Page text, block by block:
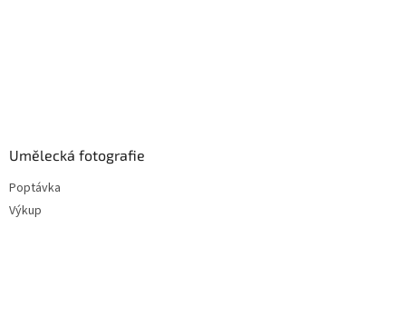
Umělecká fotografie
Poptávka
Výkup